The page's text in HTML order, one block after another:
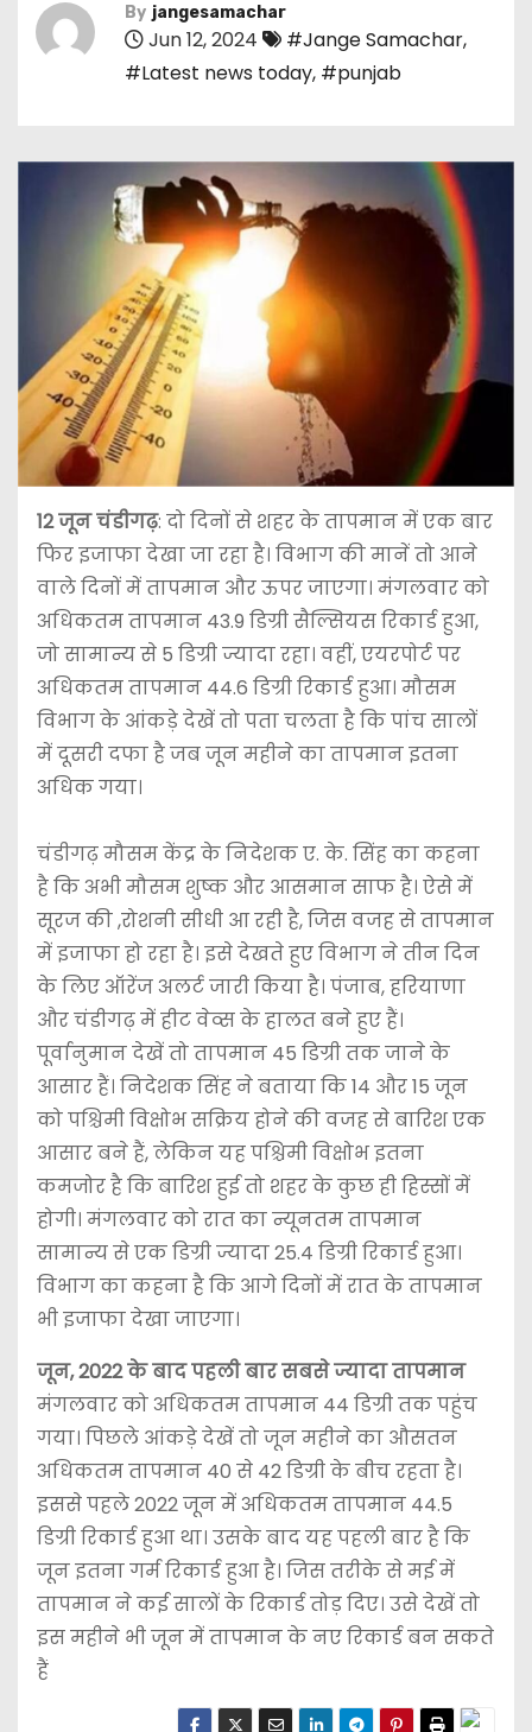
By jangesamachar
Jun 12, 2024 #Jange Samachar,
#Latest news today, #punjab
12 जून चंडीगढ़: दो दिनों से शहर के तापमान में एक बार
फिर इजाफा देखा जा रहा है। विभाग की मानें तो आने
वाले दिनों में तापमान और ऊपर जाएगा। मंगलवार को
अधिकतम तापमान 43.9 डिग्री सैल्सियस रिकार्ड हुआ,
जो सामान्य से 5 डिग्री ज्यादा रहा। वहीं, एयरपोर्ट पर
अधिकतम तापमान 44.6 डिग्री रिकार्ड हुआ। मौसम
विभाग के आंकड़े देखें तो पता चलता है कि पांच सालों
में दूसरी दफा है जब जून महीने का तापमान इतना
अधिक गया।
चंडीगढ़ मौसम केंद्र के निदेशक ए. के. सिंह का कहना
है कि अभी मौसम शुष्क और आसमान साफ है। ऐसे में
सूरज की ,रोशनी सीधी आ रही है, जिस वजह से तापमान
में इजाफा हो रहा है। इसे देखते हुए विभाग ने तीन दिन
के लिए ऑरेंज अलर्ट जारी किया है। पंजाब, हरियाणा
और चंडीगढ़ में हीट वेव्स के हालत बने हुए हैं।
पूर्वानुमान देखें तो तापमान 45 डिग्री तक जाने के
आसार हैं। निदेशक सिंह ने बताया कि 14 और 15 जून
को पश्चिमी विक्षोभ सक्रिय होने की वजह से बारिश एक
आसार बने हैं, लेकिन यह पश्चिमी विक्षोभ इतना
कमजोर है कि बारिश हुई तो शहर के कुछ ही हिस्सों में
होगी। मंगलवार को रात का न्यूनतम तापमान
सामान्य से एक डिग्री ज्यादा 25.4 डिग्री रिकार्ड हुआ।
विभाग का कहना है कि आगे दिनों में रात के तापमान
भी इजाफा देखा जाएगा।
जून, 2022 के बाद पहली बार सबसे ज्यादा तापमान
मंगलवार को अधिकतम तापमान 44 डिग्री तक पहुंच
गया। पिछले आंकड़े देखें तो जून महीने का औसतन
अधिकतम तापमान 40 से 42 डिग्री के बीच रहता है।
इससे पहले 2022 जून में अधिकतम तापमान 44.5
डिग्री रिकार्ड हुआ था। उसके बाद यह पहली बार है कि
जून इतना गर्म रिकार्ड हुआ है। जिस तरीके से मई में
तापमान ने कई सालों के रिकार्ड तोड़ दिए। उसे देखें तो
इस महीने भी जून में तापमान के नए रिकार्ड बन सकते
हैं